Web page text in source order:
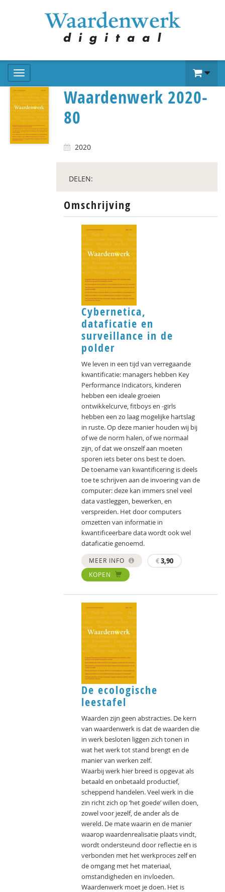
Waardenwerk 2020-
80
2020
DELEN:
Omschrijving
Cybernetica,
dataficatie en
surveillance in de
polder
We leven in een tijd van verregaande
kwantificatie: managers hebben Key
Performance Indicators, kinderen
hebben een ideale groeien
ontwikkelcurve, fitboys en -girls
hebben een zo laag mogelijke hartslag
in ruste. Op deze manier houden wij bij
of we de norm halen, of we normaal
zijn, of dat we onszelf aan moeten
sporen iets beter ons best te doen.
De toename van kwantificering is deels
toe te schrijven aan de invoering van de
computer: deze kan immers snel veel
data vastleggen, bewerken, en
verspreiden. Het door computers
omzetten van informatie in
kwantificeerbare data wordt ook wel
dataficatie genoemd.
MEER INFO €3,90
KOPEN
De ecologische
leestafel
Waarden zijn geen abstracties. De kern
van waardenwerk is dat de waarden die
in werk besloten liggen zich tonen in
wat het werk tot stand brengt en de
manier van werken zelf.
Waarbij werk hier breed is opgevat als
betaald en onbetaald productief,
scheppend handelen. Veel werk in die
zin richt zich op ‘het goede’ willen doen,
zowel voor jezelf, de ander als de
wereld. De mate waarin en de manier
waarop waardenrealisatie plaats vindt,
wordt ondersteund door reflectie en is
verbonden met het werkproces zelf en
de omgang met het materiaal,
omstandigheden en invloeden.
Waardenwerk moet je doen. Het is